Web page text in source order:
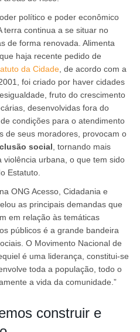
político e poder econômico
terra continua a se situar no
de forma renovada. Alimenta
que haja recente pedido de
da Cidade , de acordo com a
foi criado por haver cidades
fruto do crescimento
desenvolvidas fora do
condições para o atendimento
de seus moradores, provocam o
social , tornando mais
urbana, o que tem sido
Estatuto.
ONG Acesso, Cidadania e
as principais demandas que
em relação às temáticas
públicos é a grande bandeira
O Movimento Nacional de
é uma liderança, constitui-se
toda a população, todo o
a vida da comunidade.”
construir e